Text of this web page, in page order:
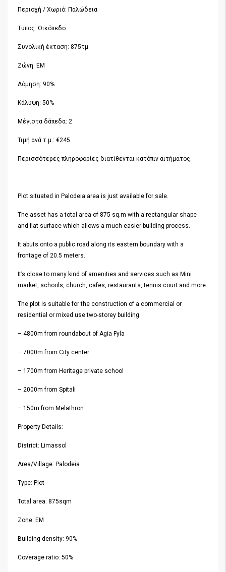
Περιοχή / Χωριό: Παλώδεια
Τύπος: Οικόπεδο
Συνολική έκταση: 875τμ
Ζώνη: EM
Δόμηση: 90%
Κάλυψη: 50%
Μέγιστα δάπεδα: 2
Τιμή ανά τ.μ.: €245
Περισσότερες πληροφορίες διατίθενται κατόπιν αιτήματος.
Plot situated in Palodeia area is just available for sale.
The asset has a total area of 875 sq.m with a rectangular shape
and flat surface which allows a much easier building process.
It abuts onto a public road along its eastern boundary with a
frontage of 20.5 meters.
It’s close to many kind of amenities and services such as Mini
market, schools, church, cafes, restaurants, tennis court and more.
The plot is suitable for the construction of a commercial or
residential or mixed use two-storey building.
– 4800m from roundabout of Agia Fyla
– 7000m from City center
– 1700m from Heritage private school
– 2000m from Spitali
– 150m from Melathron
Property Details:
District: Limassol
Area/Village: Palodeia
Type: Plot
Total area: 875sqm
Zone: EM
Building density: 90%
Coverage ratio: 50%